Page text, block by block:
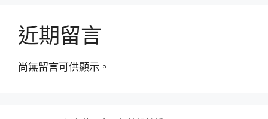
近期留言
尚無留言可供顯示。